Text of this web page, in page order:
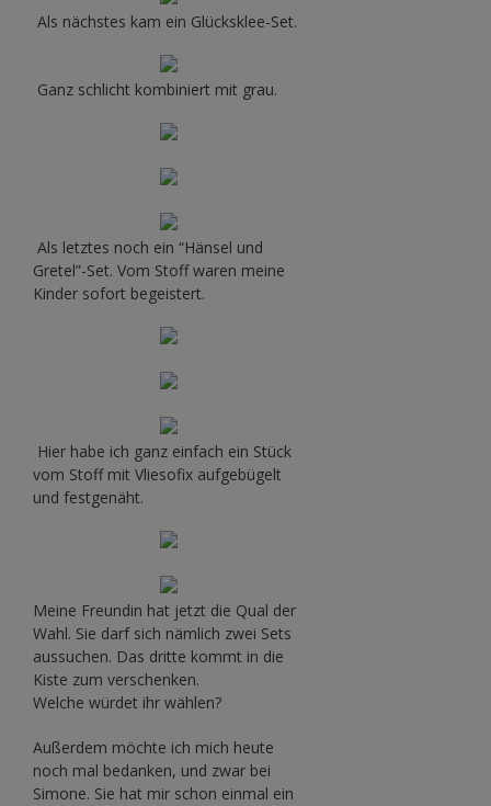
Als nächstes kam ein Glücksklee-Set.
Ganz schlicht kombiniert mit grau.
Als letztes noch ein “Hänsel und
Gretel”-Set. Vom Stoff waren meine
Kinder sofort begeistert.
Hier habe ich ganz einfach ein Stück
vom Stoff mit Vliesofix aufgebügelt
und festgenäht.
Meine Freundin hat jetzt die Qual der
Wahl. Sie darf sich nämlich zwei Sets
aussuchen. Das dritte kommt in die
Kiste zum verschenken.
Welche würdet ihr wählen?
Außerdem möchte ich mich heute
noch mal bedanken, und zwar bei
Simone. Sie hat mir schon einmal ein